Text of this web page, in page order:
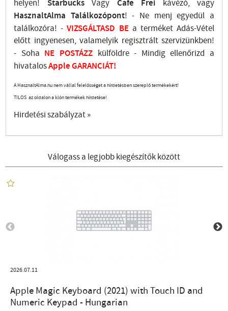
helyen! StarbucksVagy Cafe Frei kávézó, vagy
HasznaltAlma Találkozópont! - Ne menj egyedül a
találkozóra! - VIZSGÁLTASD BEa terméket Adás-Vétel
előtt ingyenesen, valamelyik regisztrált szervizünkben!
- Soha NE POSTÁZZ külföldre- Mindig ellenőrizd a
hivatalosApple GARANCIÁT!
A HasznaltAlma.hu nem vállal felelősséget a hirdetésben szereplő termékekért!
TILOS az oldalon a klón termékek hirdetése!
Hirdetési szabályzat »
Válogass a legjobb kiegészítők között
2026.07.11
Apple Magic Keyboard (2021) with Touch ID and
Numeric Keypad - Hungarian